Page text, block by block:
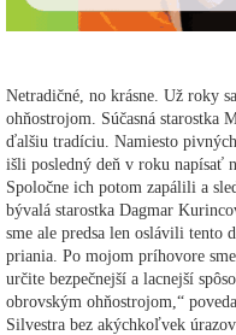
Netradičné, no krásne. Už roky
ohňostrojom. Súčasná starostka
ďalšiu tradíciu. Namiesto
išli posledný deň v roku napísať
Spoločne ich potom zapálili a
bývalá starostka Dagmar
sme ale predsa len oslávili tento
priania. Po mojom príhovore
určite bezpečnejší a lacnejší
obrovským ohňostrojom,“
Silvestra bez akýchkoľvek